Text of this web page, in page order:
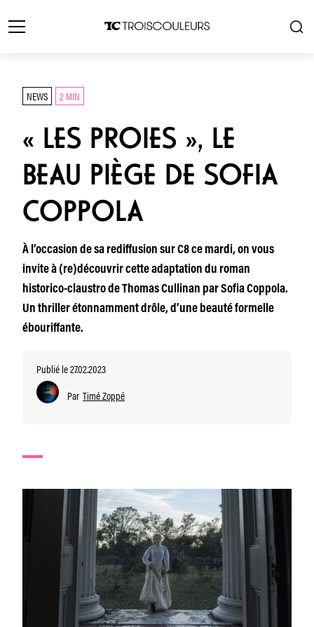
NEWS 2 MIN
« LES PROIES », LE
BEAU PIÈGE DE SOFIA
COPPOLA
À l’occasion de sa rediffusion sur C8 ce mardi, on vous
invite à (re)découvrir cette adaptation du roman
historico-claustro de Thomas Cullinan par Sofia Coppola.
Un thriller étonnamment drôle, d’une beauté formelle
ébouriffante.
Publié le 27.02.2023
Par Timé Zoppé